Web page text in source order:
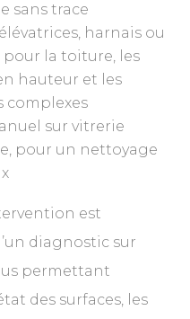
sans trace
harnais ou
pour la toiture, les
hauteur et les
complexes
sur vitrerie
pour un nettoyage
est
diagnostic sur
permettant
des surfaces, les